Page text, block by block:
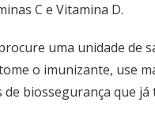
C e Vitamina D.
uma unidade de
o imunizante, use
de biossegurança que